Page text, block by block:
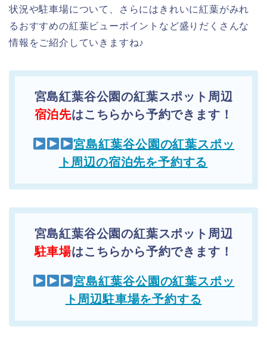
状況や駐車場について、さらにはきれいに紅葉がみれ
るおすすめの紅葉ビューポイントなど盛りだくさんな
情報をご紹介していきますね♪
宮島紅葉谷公園の紅葉スポット周辺
宿泊先はこちらから予約できます！
宮島紅葉谷公園の紅葉スポッ
ト周辺の宿泊先を予約する
宮島紅葉谷公園の紅葉スポット周辺
駐車場はこちらから予約できます！
宮島紅葉谷公園の紅葉スポッ
ト周辺駐車場を予約する